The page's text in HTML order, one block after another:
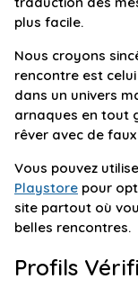
plus facile.
Nous croyons
rencontre est
dans un univers
arnaques en tout
rêver avec de
Vous pouvez
Playstore pour
site partout où
belles rencontres.
Profils